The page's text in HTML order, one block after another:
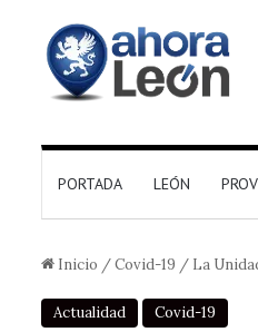
PORTADA LEÓN
Inicio /Covid-19 / La
Actualidad Covid-19